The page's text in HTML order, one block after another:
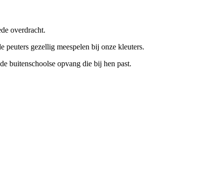
overdracht.
peuters gezellig meespelen bij onze kleuters.
buitenschoolse opvang die bij hen past.